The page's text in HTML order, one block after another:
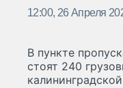
12:00, 26 Апреля
В пункте
стоят 240